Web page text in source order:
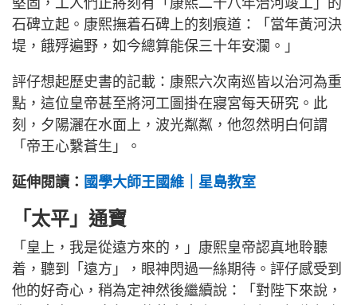
堅固，工人們正將刻有「康熙二十八年治河竣工」的
石碑立起。康熙撫着石碑上的刻痕道：「當年黃河決
堤，餓殍遍野，如今總算能保三十年安瀾。」
評仔想起歷史書的記載：康熙六次南巡皆以治河為重
點，這位皇帝甚至將河工圖掛在寢宮每天研究。此
刻，夕陽灑在水面上，波光粼粼，他忽然明白何謂
「帝王心繫蒼生」。
延伸閱讀： 國學大師王國維｜星島教室
「太平」通寶
「皇上，我是從遠方來的，」康熙皇帝認真地聆聽
着，聽到「遠方」，眼神閃過一絲期待。評仔感受到
他的好奇心，稍為定神然後繼續說：「對陛下來說，